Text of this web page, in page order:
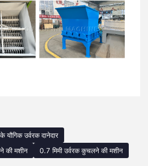
यौगिक उर्वरक दानेदार
की मशीन
0.7 मिमी उर्वरक कुचलने की मशीन